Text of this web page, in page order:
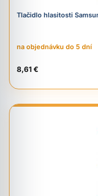
Tlačidlo hlasitosti
na objednávku do 5 dní
8,61 €